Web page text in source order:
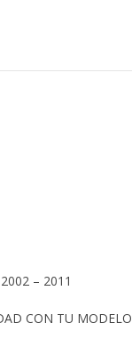
– 2011
CON TU MODELO